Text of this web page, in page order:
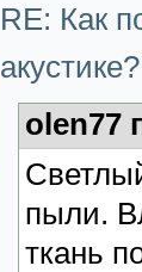
RE: Как
акустике?
olen77
пыли.
ткань